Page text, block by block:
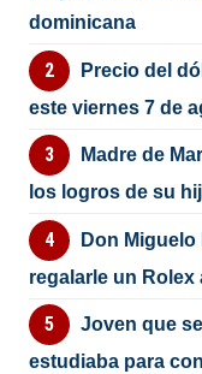
dominicana
Precio del
este viernes 7 de
Madre de
los logros de su
Don Miguelo
regalarle un Rolex
Joven que
estudiaba para